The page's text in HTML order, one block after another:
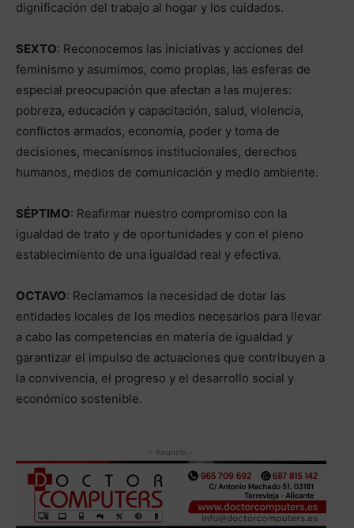
dignificación del trabajo al hogar y los cuidados.
SEXTO: Reconocemos las iniciativas y acciones del
feminismo y asumimos, como propias, las esferas de
especial preocupación que afectan a las mujeres:
pobreza, educación y capacitación, salud, violencia,
conflictos armados, economía, poder y toma de
decisiones, mecanismos institucionales, derechos
humanos, medios de comunicación y medio ambiente.
SÉPTIMO: Reafirmar nuestro compromiso con la
igualdad de trato y de oportunidades y con el pleno
establecimiento de una igualdad real y efectiva.
OCTAVO: Reclamamos la necesidad de dotar las
entidades locales de los medios necesarios para llevar
a cabo las competencias en materia de igualdad y
garantizar el impulso de actuaciones que contribuyen a
la convivencia, el progreso y el desarrollo social y
económico sostenible.
- Anuncio -